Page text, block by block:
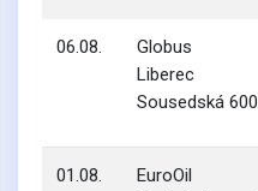
06.08.
Globus
Liberec
Sousedská 600
01.08.
EuroOil